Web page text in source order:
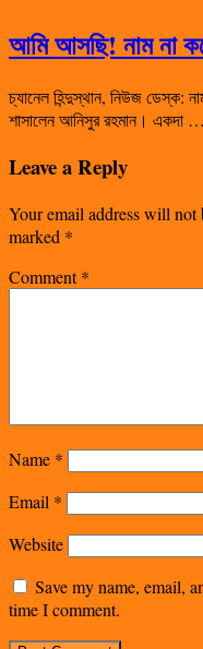
আমি আসছি! নাম না
চ্যানেল হিন্দুস্থান, নিউজ ডেস্ক:
শাসালেন আনিসুর রহমান। একদা …
Leave a Reply
Your email address will not
marked *
Comment*
Name *
Email *
Website
Save my name, email,
time I comment.